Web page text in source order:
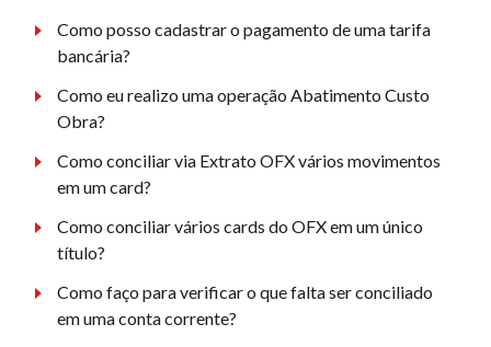
Como posso cadastrar o pagamento de uma tarifa
bancária?
Como eu realizo uma operação Abatimento Custo
Obra?
Como conciliar via Extrato OFX vários movimentos
em um card?
Como conciliar vários cards do OFX em um único
título?
Como faço para verificar o que falta ser conciliado
em uma conta corrente?